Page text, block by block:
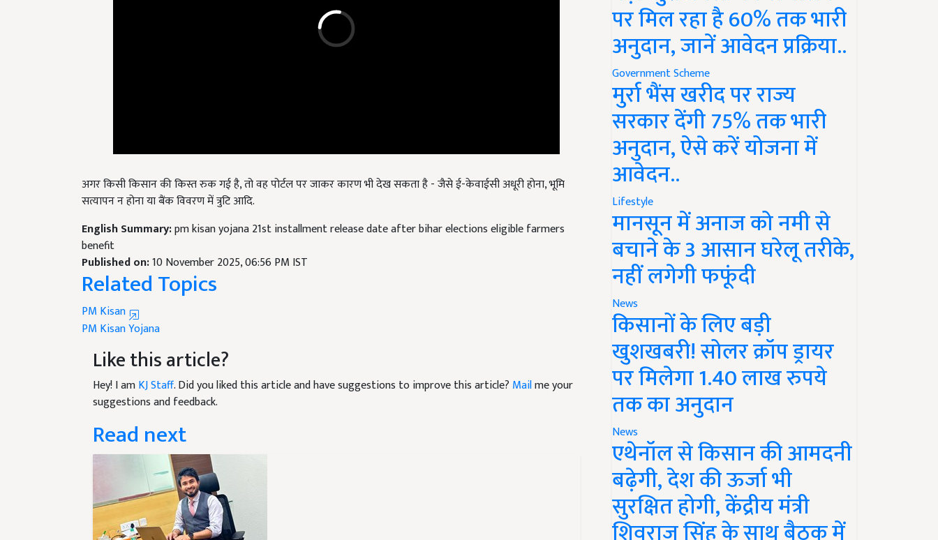
अगर किसी किसान की किस्त रुक गई है, तो वह पोर्टल पर जाकर कारण भी देख सकता है - जैसे ई-केवाईसी अधूरी होना, भूमि
सत्यापन न होना या बैंक विवरण में त्रुटि आदि.
English Summary:pm kisan yojana 21st installment release date after bihar elections eligible farmers
benefit
Published on:10 November 2025, 06:56 PM IST
Related Topics
PM Kisan
PM Kisan Yojana
Like this article?
Hey! I amKJ Staff. Did you liked this article and have suggestions to improve this article? Mailme your
suggestions and feedback.
Read next
पर मिल रहा है 60% तक भारी
अनुदान, जानें आवेदन प्रक्रिया..
Government Scheme
मुर्रा भैंस खरीद पर राज्य
सरकार देंगी 75% तक भारी
अनुदान, ऐसे करें योजना में
आवेदन..
Lifestyle
मानसून में अनाज को नमी से
बचाने के 3 आसान घरेलू तरीके,
नहीं लगेगी फफूंदी
News
किसानों के लिए बड़ी
खुशखबरी! सोलर क्रॉप ड्रायर
पर मिलेगा 1.40 लाख रुपये
तक का अनुदान
News
एथेनॉल से किसान की आमदनी
बढ़ेगी, देश की ऊर्जा भी
सुरक्षित होगी, केंद्रीय मंत्री